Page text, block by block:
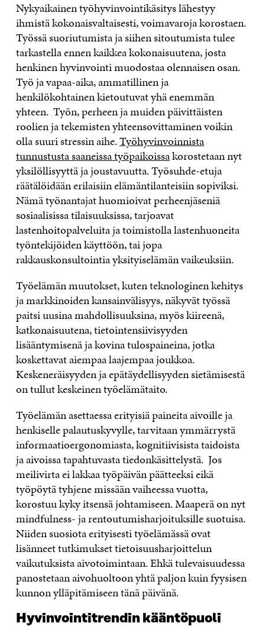
Nykyaikainen työhyvinvointikäsitys lähestyy
ihmistä kokonaisvaltaisesti, voimavaroja korostaen.
Työssä suoriutumista ja siihen sitoutumista tulee
tarkastella ennen kaikkea kokonaisuutena, josta
henkinen hyvinvointi muodostaa olennaisen osan.
Työ ja vapaa-aika, ammatillinen ja
henkilökohtainen kietoutuvat yhä enemmän
yhteen. Työn, perheen ja muiden päivittäisten
roolien ja tekemisten yhteensovittaminen voikin
olla suuri stressin aihe.Työhyvinvoinnista
tunnustusta saaneissa työpaikoissakorostetaan nyt
yksilöllisyyttä ja joustavuutta. Työsuhde-etuja
räätälöidään erilaisiin elämäntilanteisiin sopiviksi.
Nämä työnantajat huomioivat perheenjäseniä
sosiaalisissa tilaisuuksissa, tarjoavat
lastenhoitopalveluita ja toimistolla lastenhuoneita
työntekijöiden käyttöön, tai jopa
rakkauskonsultointia yksityiselämän vaikeuksiin.
Työelämän muutokset, kuten teknologinen kehitys
ja markkinoiden kansainvälisyys, näkyvät työssä
paitsi uusina mahdollisuuksina, myös kiireenä,
katkonaisuutena, tietointensiivisyyden
lisääntymisenä ja kovina tulospaineina, jotka
koskettavat aiempaa laajempaa joukkoa.
Keskeneräisyyden ja epätäydellisyyden sietämisestä
on tullut keskeinen työelämätaito.
Työelämän asettaessa erityisiä paineita aivoille ja
henkiselle palautuskyvylle, tarvitaan ymmärrystä
informaatioergonomiasta, kognitiivisista taidoista
ja aivoissa tapahtuvasta tiedonkäsittelystä. Jos
meilivirta ei lakkaa työpäivän päätteeksi eikä
työpöytä tyhjene missään vaiheessa vuotta,
korostuu kyky itsensä johtamiseen. Maaperä on nyt
mindfulness- ja rentoutumisharjoituksille suotuisa.
Niiden suosiota erityisesti työelämässä ovat
lisänneet tutkimukset tietoisuusharjoittelun
vaikutuksista aivotoimintaan. Ehkä tulevaisuudessa
panostetaan aivohuoltoon yhtä paljon kuin fyysisen
kunnon ylläpitämiseen tänä päivänä.
Hyvinvointitrendin kääntöpuoli